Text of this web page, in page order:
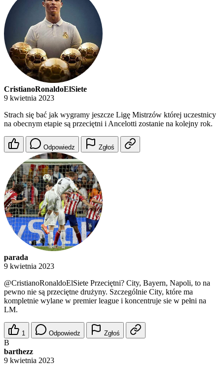
CristianoRonaldoElSiete
9 kwietnia 2023
Strach się bać jak wygramy jeszcze Ligę Mistrzów której uczestnicy
na obecnym etapie są przeciętni i Ancelotti zostanie na kolejny rok.
Odpowiedz Zgłoś
parada
9 kwietnia 2023
@CristianoRonaldoElSiete Przeciętni? City, Bayern, Napoli, to na
pewno nie są przeciętne drużyny. Szczególnie City, które ma
kompletnie wylane w premier league i koncentruje sie w pełni na
LM.
1 Odpowiedz Zgłoś
B
barthezz
9 kwietnia 2023